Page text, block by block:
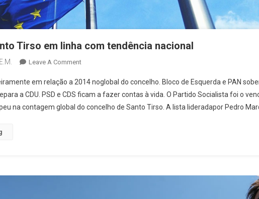
Tirso em linha com tendência nacional
E.M. Leave A CommentOn
Vence
Em
Santo
Nacional
em relação a 2014 noglobal do concelho. Bloco de Esquerda e PAN
a CDU. PSD e CDS ficam a fazer contas à vida. O Partido Socialista foi o
na contagem global do concelho de Santo Tirso. A lista lideradapor Pedro